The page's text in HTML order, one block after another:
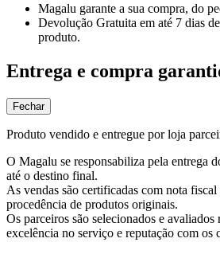
Magalu garante a sua compra, do
Devolução Gratuita em até 7 dias
produto.
Entrega e compra
Fechar
Produto vendido e entregue por loja
O Magalu se responsabiliza pela entrega
até o destino final.
As vendas são certificadas com nota fiscal
procedência de produtos originais.
Os parceiros são selecionados e avaliados
excelência no serviço e reputação com os